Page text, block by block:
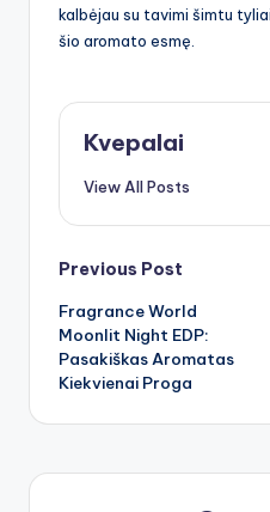
kalbėjau su tavimi šimtu
šio aromato esmę.
Kvepalai
View All Posts
Post
navigation
Previous Post
Fragrance World
Moonlit Night EDP:
Pasakiškas Aromatas
Kiekvienai Proga